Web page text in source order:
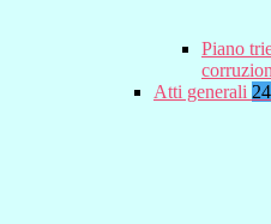
Piano
Atti generali